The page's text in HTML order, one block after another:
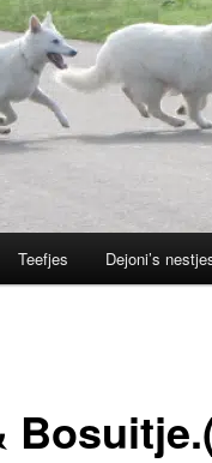
Teefjes Dejoni’s